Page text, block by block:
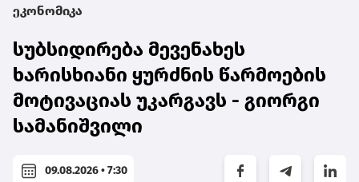
ეკონომიკა
სუბსიდირება მევენახეს
ხარისხიანი ყურძნის წარმოების
მოტივაციას უკარგავს - გიორგი
სამანიშვილი
09.08.2026 • 7:30